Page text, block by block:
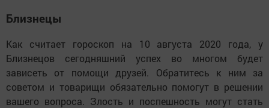
Близнецы
Как считает гороскоп на 10 августа 2020 года, у
Близнецов сегодняшний успех во многом будет
зависеть от помощи друзей. Обратитесь к ним за
советом и товарищи обязательно помогут в решении
вашего вопроса. Злость и поспешность могут стать